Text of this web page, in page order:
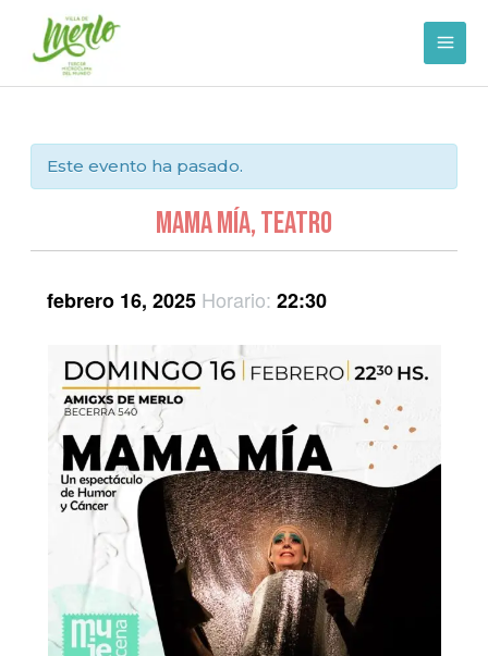
contenido
Este evento ha pasado.
Mama Mía, Teatro
febrero 16, 2025 Horario:22:30